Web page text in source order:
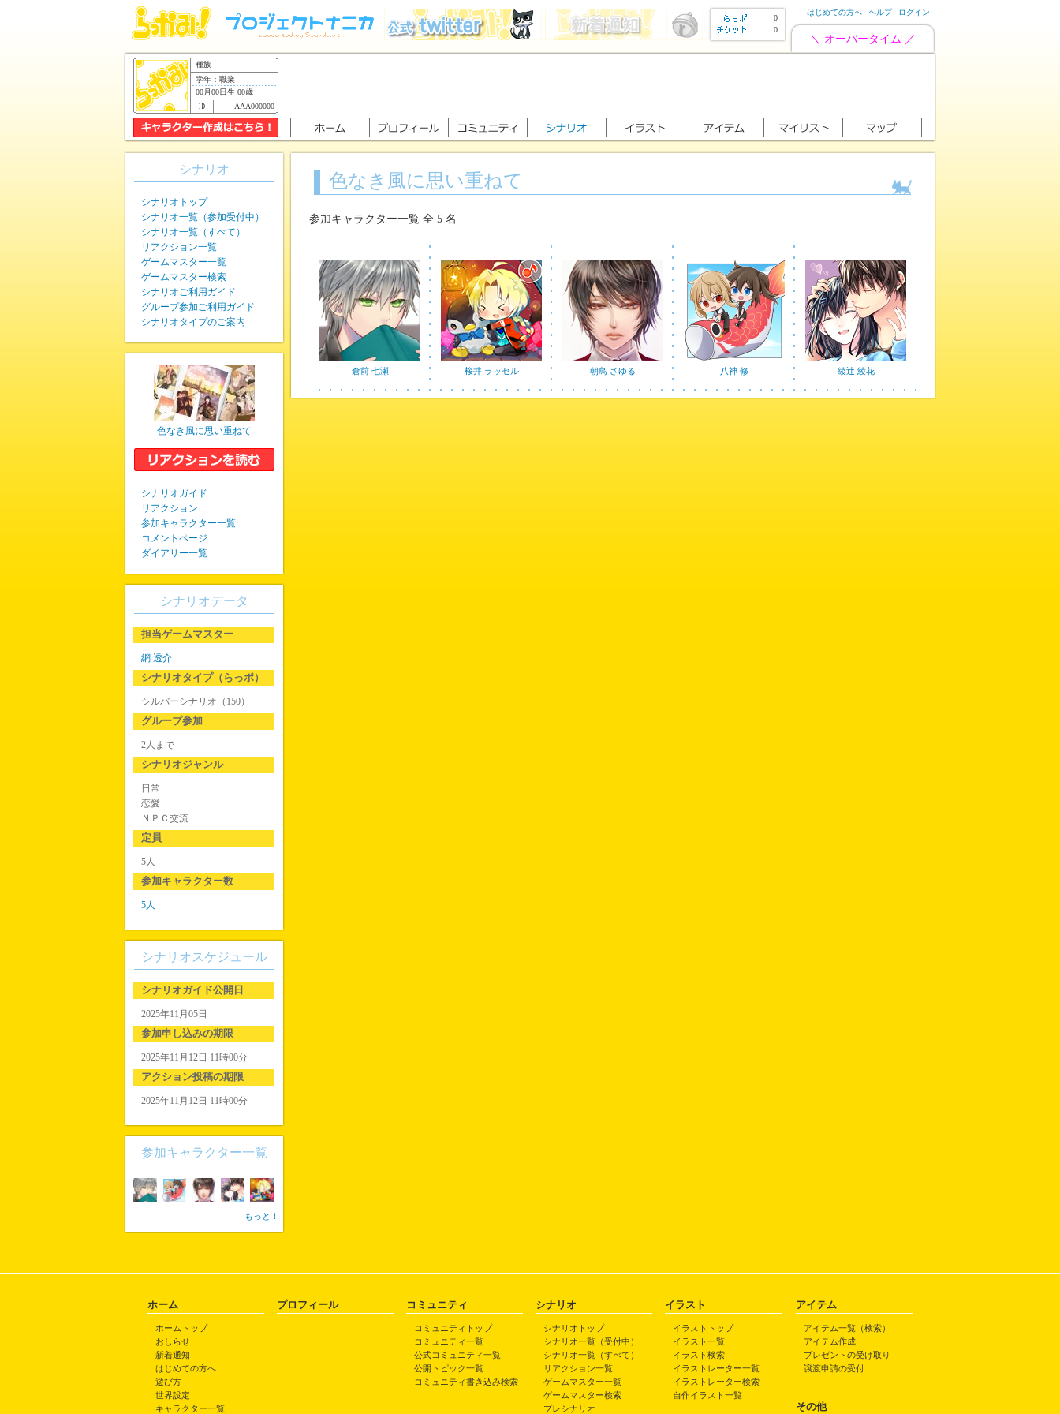
0
0
はじめての方へ ヘルプ ログイン
＼ オーバータイム ／
種族
学年：職業
00月00日生 00歳
AAA000000
色なき風に思い重ねて
参加キャラクター一覧 全 5 名
倉前 七瀬 桜井 ラッセル 朝鳥 さゆる 八神 修 綾辻 綾花
シナリオ
シナリオトップ
シナリオ一覧（参加受付中）
シナリオ一覧（すべて）
リアクション一覧
ゲームマスター一覧
ゲームマスター検索
シナリオご利用ガイド
グループ参加ご利用ガイド
シナリオタイプのご案内
色なき風に思い重ねて
シナリオガイド
リアクション
参加キャラクター一覧
コメントページ
ダイアリー一覧
シナリオデータ
担当ゲームマスター
網 透介
シナリオタイプ（らっポ）
シルバーシナリオ（150）
グループ参加
2人まで
シナリオジャンル
日常
恋愛
ＮＰＣ交流
定員
5人
参加キャラクター数
5人
シナリオスケジュール
シナリオガイド公開日
2025年11月05日
参加申し込みの期限
2025年11月12日 11時00分
アクション投稿の期限
2025年11月12日 11時00分
参加キャラクター一覧
もっと！
ホーム
ホームトップ
おしらせ
新着通知
はじめての方へ
遊び方
世界設定
キャラクター一覧
プロフィール コミュニティ
コミュニティトップ
コミュニティ一覧
公式コミュニティ一覧
公開トピック一覧
コミュニティ書き込み検索
シナリオ
シナリオトップ
シナリオ一覧（受付中）
シナリオ一覧（すべて）
リアクション一覧
ゲームマスター一覧
ゲームマスター検索
プレシナリオ
イラスト
イラストトップ
イラスト一覧
イラスト検索
イラストレーター一覧
イラストレーター検索
自作イラスト一覧
アイテム
アイテム一覧（検索）
アイテム作成
プレゼントの受け取り
譲渡申請の受付
その他